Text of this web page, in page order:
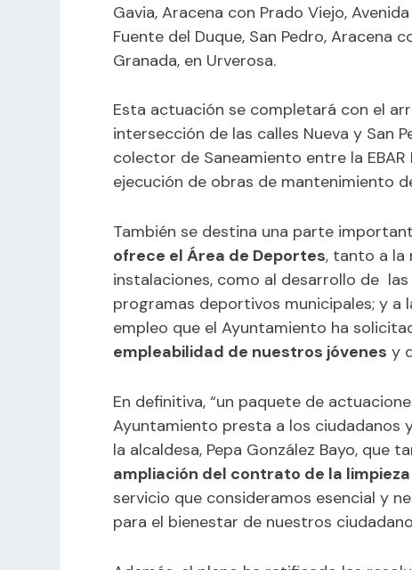
Gavia, Aracena con Prado Viejo,
Fuente del Duque, San Pedro, Aracena
Granada, en Urverosa.
Esta actuación se completará con el
intersección de las calles Nueva y San
colector de Saneamiento entre la EBAR
ejecución de obras de mantenimiento
También se destina una parte
ofrece el Área de Deportes, tanto a la
instalaciones, como al desarrollo de
programas deportivos municipales; y
empleo que el Ayuntamiento ha
empleabilidad de nuestros jóvenes y
En definitiva, “un paquete de
Ayuntamiento presta a los ciudadanos
la alcaldesa, Pepa González Bayo, que
ampliación del contrato de la
servicio que consideramos esencial y
para el bienestar de nuestros